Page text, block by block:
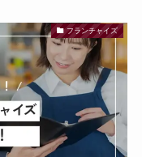
フランチャイズ